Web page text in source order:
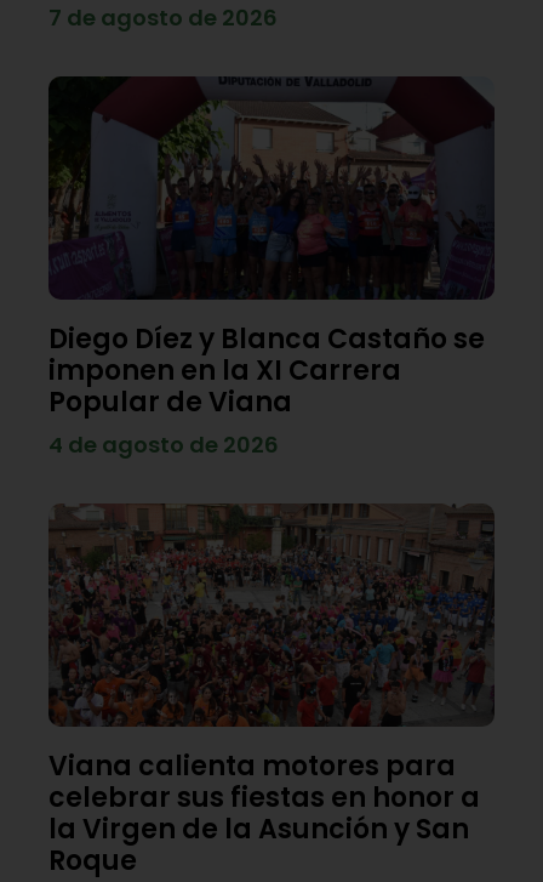
7 de agosto de 2026
Diego Díez y Blanca Castaño se
imponen en la XI Carrera
Popular de Viana
4 de agosto de 2026
Viana calienta motores para
celebrar sus fiestas en honor a
la Virgen de la Asunción y San
Roque